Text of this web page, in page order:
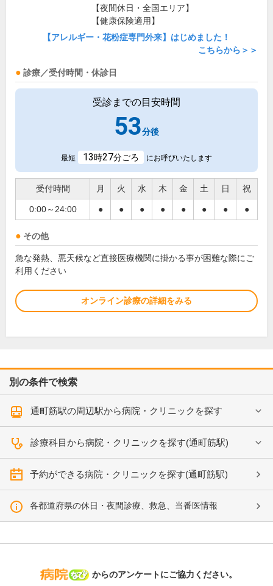
【夜間休日・全国エリア】
【健康保険適用】
【アレルギー・花粉症専門外来】はじめました！
こちらから＞＞
診療／受付時間・休診日
受診までの目安時間
53分後
最短 13時27分ごろ にお呼びいたします
受付時間 月 火 水 木 金 土 日 祝
0:00～24:00 ● ● ● ● ● ● ● ●
その他
急な発熱、悪天候など直接医療機関に掛かる事が困難な際にご
利用ください
オンライン診療の詳細をみる
別の条件で検索
通町筋駅の周辺駅から病院・クリニックを探す
診療科目から病院・クリニックを探す(通町筋駅)
予約ができる病院・クリニックを探す(通町筋駅)
各都道府県の休日・夜間診療、救急、当番医情報
病院なび
からのアンケートにご協力ください。